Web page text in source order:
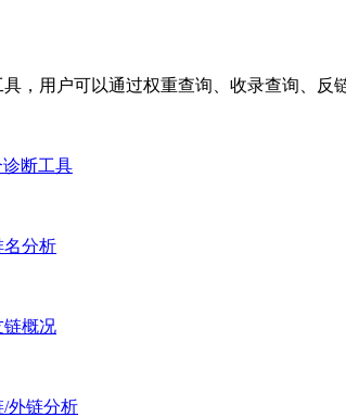
，用户可以通过权重查询、收录查询、反
诊断工具
名分析
链概况
/外链分析